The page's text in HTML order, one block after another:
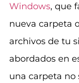
Windows, que
nueva carpeta
archivos de tu
abordados en
una carpeta no